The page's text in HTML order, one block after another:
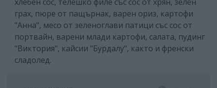
грах, пюре от пащърнак, варен ориз, картофи
"Анна", месо от зеленоглави патици със сос от
портвайн, варени млади картофи, салата, пудинг
"Виктория", кайсии "Бурдалу", както и френски
сладолед.